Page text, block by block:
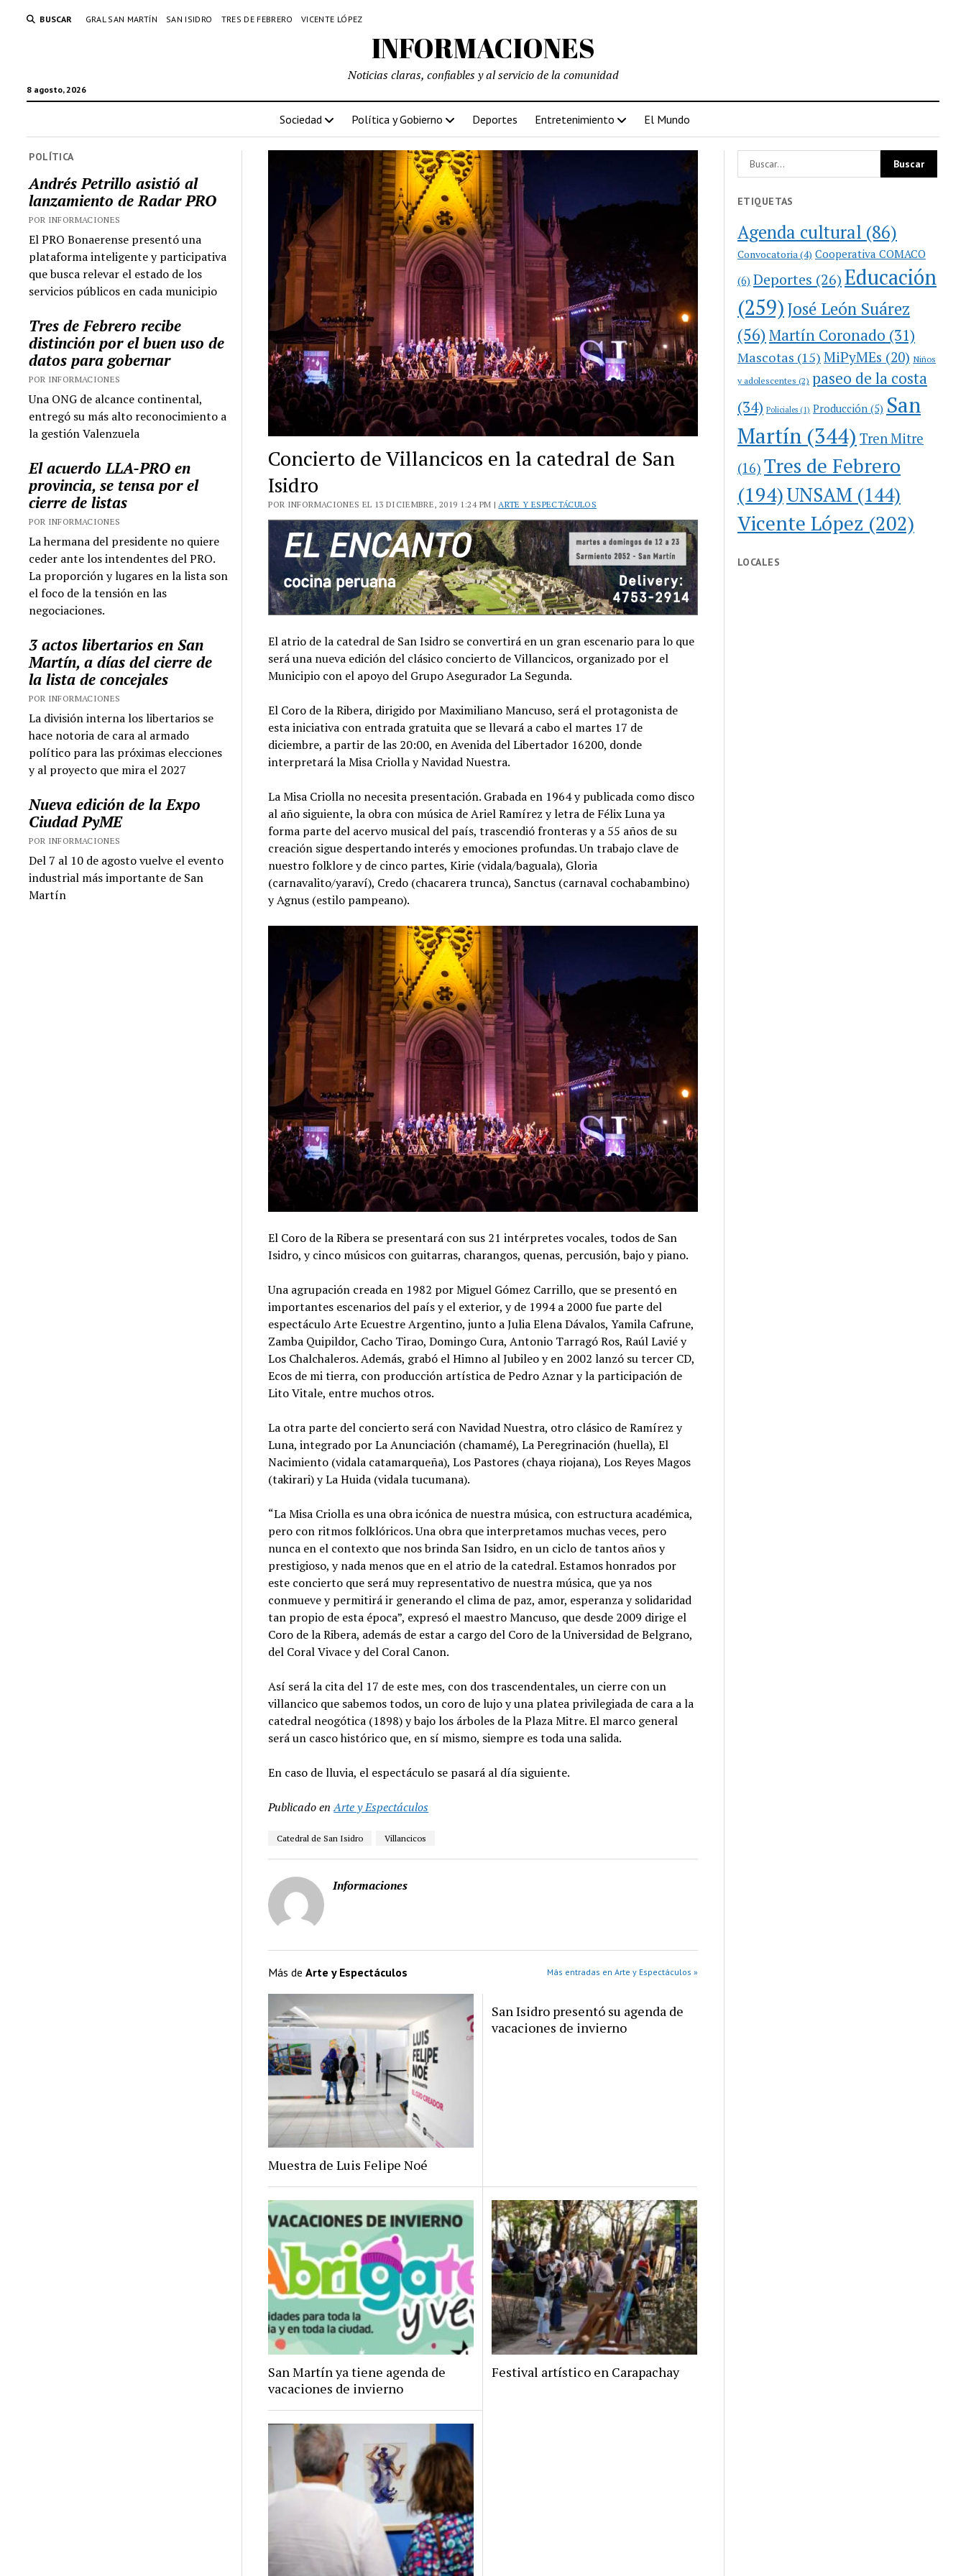
BUSCAR GRAL SAN MARTÍN SAN ISIDRO TRES DE FEBRERO VICENTE LÓPEZ
INFORMACIONES
8 agosto, 2026
Noticias claras, confiables y al servicio de la comunidad
Sociedad Política y Gobierno Deportes Entretenimiento El Mundo
POLÍTICA
Andrés Petrillo asistió al
lanzamiento de Radar PRO
POR INFORMACIONES
El PRO Bonaerense presentó una
plataforma inteligente y participativa
que busca relevar el estado de los
servicios públicos en cada municipio
Tres de Febrero recibe
distinción por el buen uso de
datos para gobernar
POR INFORMACIONES
Una ONG de alcance continental,
entregó su más alto reconocimiento a
la gestión Valenzuela
El acuerdo LLA-PRO en
provincia, se tensa por el
cierre de listas
POR INFORMACIONES
La hermana del presidente no quiere
ceder ante los intendentes del PRO.
La proporción y lugares en la lista son
el foco de la tensión en las
negociaciones.
3 actos libertarios en San
Martín, a días del cierre de
la lista de concejales
POR INFORMACIONES
La división interna los libertarios se
hace notoria de cara al armado
político para las próximas elecciones
y al proyecto que mira el 2027
Nueva edición de la Expo
Ciudad PyME
POR INFORMACIONES
Del 7 al 10 de agosto vuelve el evento
industrial más importante de San
Martín
Concierto de Villancicos en la catedral de San
Isidro
POR INFORMACIONES EL 13 DICIEMBRE, 2019 1:24 PM | ARTE Y ESPECTÁCULOS
El atrio de la catedral de San Isidro se convertirá en un gran escenario para lo que
será una nueva edición del clásico concierto de Villancicos, organizado por el
Municipio con el apoyo del Grupo Asegurador La Segunda.
El Coro de la Ribera, dirigido por Maximiliano Mancuso, será el protagonista de
esta iniciativa con entrada gratuita que se llevará a cabo el martes 17 de
diciembre, a partir de las 20:00, en Avenida del Libertador 16200, donde
interpretará la Misa Criolla y Navidad Nuestra.
La Misa Criolla no necesita presentación. Grabada en 1964 y publicada como disco
al año siguiente, la obra con música de Ariel Ramírez y letra de Félix Luna ya
forma parte del acervo musical del país, trascendió fronteras y a 55 años de su
creación sigue despertando interés y emociones profundas. Un trabajo clave de
nuestro folklore y de cinco partes, Kirie (vidala/baguala), Gloria
(carnavalito/yaraví), Credo (chacarera trunca), Sanctus (carnaval cochabambino)
y Agnus (estilo pampeano).
El Coro de la Ribera se presentará con sus 21 intérpretes vocales, todos de San
Isidro, y cinco músicos con guitarras, charangos, quenas, percusión, bajo y piano.
Una agrupación creada en 1982 por Miguel Gómez Carrillo, que se presentó en
importantes escenarios del país y el exterior, y de 1994 a 2000 fue parte del
espectáculo Arte Ecuestre Argentino, junto a Julia Elena Dávalos, Yamila Cafrune,
Zamba Quipildor, Cacho Tirao, Domingo Cura, Antonio Tarragó Ros, Raúl Lavié y
Los Chalchaleros. Además, grabó el Himno al Jubileo y en 2002 lanzó su tercer CD,
Ecos de mi tierra, con producción artística de Pedro Aznar y la participación de
Lito Vitale, entre muchos otros.
La otra parte del concierto será con Navidad Nuestra, otro clásico de Ramírez y
Luna, integrado por La Anunciación (chamamé), La Peregrinación (huella), El
Nacimiento (vidala catamarqueña), Los Pastores (chaya riojana), Los Reyes Magos
(takirari) y La Huida (vidala tucumana).
“La Misa Criolla es una obra icónica de nuestra música, con estructura académica,
pero con ritmos folklóricos. Una obra que interpretamos muchas veces, pero
nunca en el contexto que nos brinda San Isidro, en un ciclo de tantos años y
prestigioso, y nada menos que en el atrio de la catedral. Estamos honrados por
este concierto que será muy representativo de nuestra música, que ya nos
conmueve y permitirá ir generando el clima de paz, amor, esperanza y solidaridad
tan propio de esta época”, expresó el maestro Mancuso, que desde 2009 dirige el
Coro de la Ribera, además de estar a cargo del Coro de la Universidad de Belgrano,
del Coral Vivace y del Coral Canon.
Así será la cita del 17 de este mes, con dos trascendentales, un cierre con un
villancico que sabemos todos, un coro de lujo y una platea privilegiada de cara a la
catedral neogótica (1898) y bajo los árboles de la Plaza Mitre. El marco general
será un casco histórico que, en sí mismo, siempre es toda una salida.
En caso de lluvia, el espectáculo se pasará al día siguiente.
Publicado en Arte y Espectáculos
Catedral de San Isidro Villancicos
Informaciones
Más deArte y Espectáculos Más entradas en Arte y Espectáculos »
Muestra de Luis Felipe Noé
San Isidro presentó su agenda de
vacaciones de invierno
San Martín ya tiene agenda de
vacaciones de invierno
Festival artístico en Carapachay
ETIQUETAS
Agenda cultural (86)
Convocatoria (4) Cooperativa COMACO
(6) Deportes (26)Educación
(259)José León Suárez
(56)Martín Coronado (31)
Mascotas (15) MiPyMEs (20) Niños
y adolescentes (2) paseo de la costa
(34) Policiales (1) Producción (5) San
Martín (344) Tren Mitre
(16) Tres de Febrero
(194)UNSAM (144)
Vicente López (202)
LOCALES